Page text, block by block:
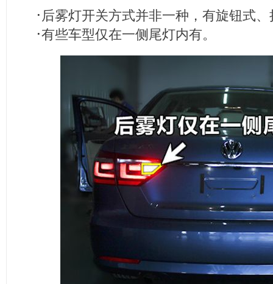
· 后雾灯开关方式并非一种，有旋钮式
·有些车型仅在一侧尾灯内有。